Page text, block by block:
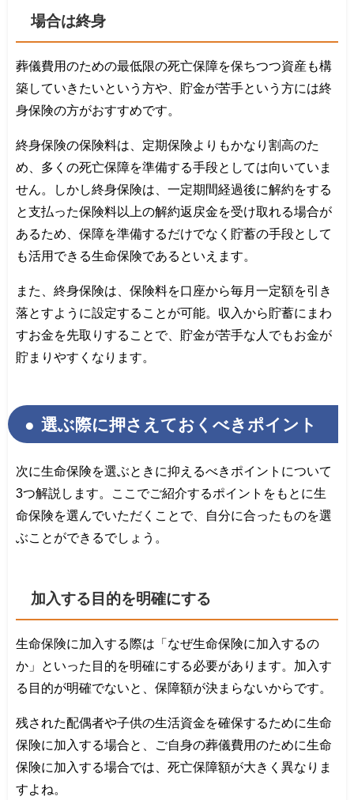
場合は終身
葬儀費用のための最低限の死亡保障を保ちつつ資産も構
築していきたいという方や、貯金が苦手という方には終
身保険の方がおすすめです。
終身保険の保険料は、定期保険よりもかなり割高のた
め、多くの死亡保障を準備する手段としては向いていま
せん。しかし終身保険は、一定期間経過後に解約をする
と支払った保険料以上の解約返戻金を受け取れる場合が
あるため、保障を準備するだけでなく貯蓄の手段として
も活用できる生命保険であるといえます。
また、終身保険は、保険料を口座から毎月一定額を引き
落とすように設定することが可能。収入から貯蓄にまわ
すお金を先取りすることで、貯金が苦手な人でもお金が
貯まりやすくなります。
選ぶ際に押さえておくべきポイント
次に生命保険を選ぶときに抑えるべきポイントについて
3つ解説します。ここでご紹介するポイントをもとに生
命保険を選んでいただくことで、自分に合ったものを選
ぶことができるでしょう。
加入する目的を明確にする
生命保険に加入する際は「なぜ生命保険に加入するの
か」といった目的を明確にする必要があります。加入す
る目的が明確でないと、保障額が決まらないからです。
残された配偶者や子供の生活資金を確保するために生命
保険に加入する場合と、ご自身の葬儀費用のために生命
保険に加入する場合では、死亡保障額が大きく異なりま
すよね。